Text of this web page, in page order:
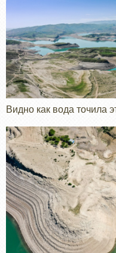
Видно как вода точила